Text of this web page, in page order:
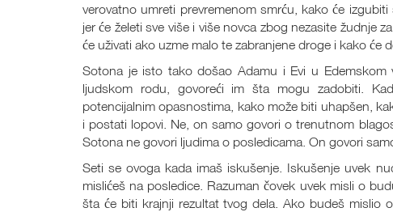
verovatno umreti prevremenom smrću, kako će
jer će želeti sve više i više novca zbog nezasite žudnje
će uživati ako uzme malo te zabranjene droge i kako će
Sotona je isto tako došao Adamu i Evi u
ljudskom rodu, govoreći im šta mogu zadobiti.
potencijalnim opasnostima, kako može biti uhapšen,
i postati lopovi. Ne, on samo govori o trenutnom
Sotona ne govori ljudima o posledicama. On govori
Seti se ovoga kada imaš iskušenje. Iskušenje uvek
mislićeš na posledice. Razuman čovek uvek misli o
šta će biti krajnji rezultat tvog dela. Ako budeš mislio